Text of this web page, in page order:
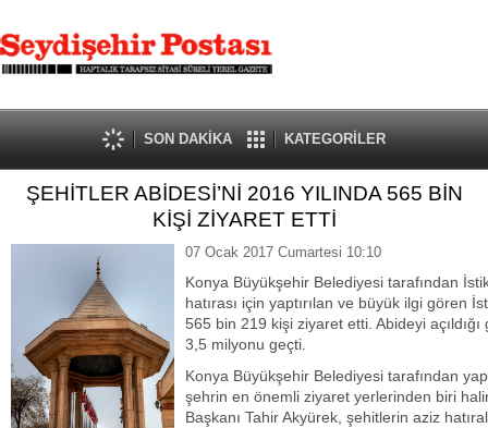
SON DAKİKA KATEGORİLER
ŞEHİTLER ABİDESİ’Nİ 2016 YILINDA 565 BİN
KİŞİ ZİYARET ETTİ
07 Ocak 2017 Cumartesi 10:10
Konya Büyükşehir Belediyesi tarafından
hatırası için yaptırılan ve büyük ilgi gören
565 bin 219 kişi ziyaret etti. Abideyi
3,5 milyonu geçti.
Konya Büyükşehir Belediyesi tarafından
şehrin en önemli ziyaret yerlerinden biri
Başkanı Tahir Akyürek, şehitlerin aziz